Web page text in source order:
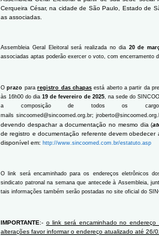
Cerqueira César, na cidade de São Paulo, Estado de
as associadas.
Assembleia Geral Eleitoral será realizada no dia 20 de
associadas aptas poderão exercer o voto, com encerramento
Oprazo pararegistro das chapasestá aberto a partir da
às 16h00 do dia19 de fevereiro de 2025 , na sede do
a composição de todos os
mailssincoomed@sincoomed.org.br;
devendo despachar a documentação no mesmo dia (
de registro e documentação referente devem
disponível em: http://www.sincoomed.com.br/estatuto.asp
O link será encaminhado para os endereços eletrônicos
sindicato patronal na semana que antecede à Assembleia,
tais informações também serão postadas no site oficial do
IMPORTANTE:- o link será encaminhado no endereço
alterações favor informar o endereço atualizado até 26/